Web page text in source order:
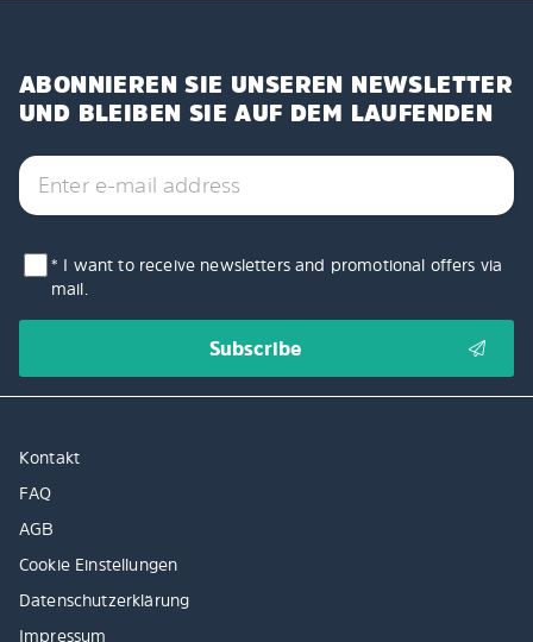
ABONNIEREN SIE UNSEREN NEWSLETTER
UND BLEIBEN SIE AUF DEM LAUFENDEN
* I want to receive newsletters and promotional offers via
mail.
Kontakt
FAQ
AGB
Cookie Einstellungen
Datenschutzerklärung
Impressum